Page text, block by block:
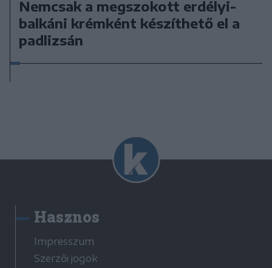
Nemcsak a megszokott erdélyi-
balkáni krémként készíthető el a
padlizsán
Hasznos
Impresszum
Szerzői jogok